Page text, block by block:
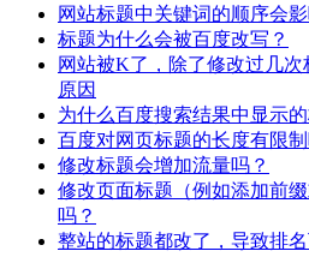
网站标题中关键词的顺序会
标题为什么会被百度改写？
网站被K了，除了修改过几
原因
为什么百度搜索结果中显示
百度对网页标题的长度有限制
修改标题会增加流量吗？
修改页面标题（例如添加前
吗？
整站的标题都改了，导致排